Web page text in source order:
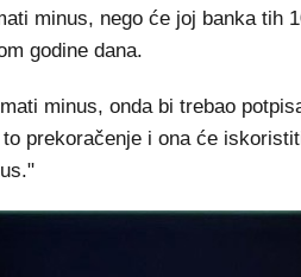
minus, nego će joj banka tih
godine dana.
minus, onda bi trebao
prekoračenje i ona će